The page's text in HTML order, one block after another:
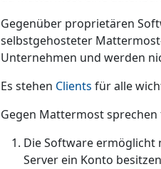
Gegenüber proprietären
selbstgehosteter
Unternehmen und werden
Es stehen Clients für alle
Gegen Mattermost
Die Software ermöglicht
Server ein Konto